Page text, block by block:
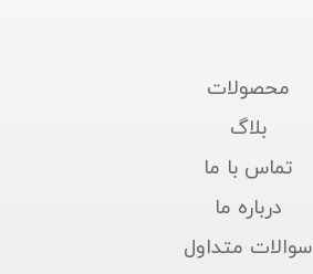
محصولات
بلاگ
تماس با ما
درباره ما
سوالات متداول